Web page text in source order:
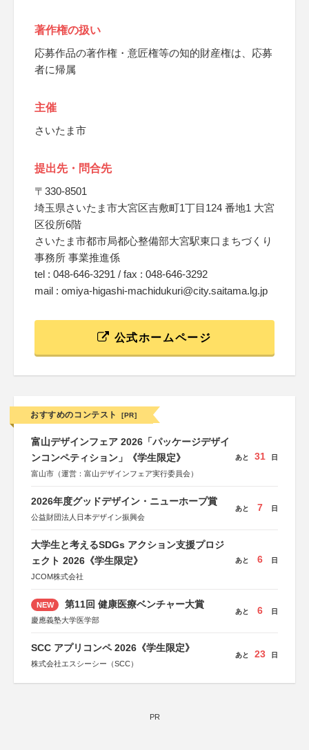
著作権の扱い
応募作品の著作権・意匠権等の知的財産権は、応募
者に帰属
主催
さいたま市
提出先・問合先
〒330-8501
埼玉県さいたま市大宮区吉敷町1丁目124 番地1 大宮
区役所6階
さいたま市都市局都心整備部大宮駅東口まちづくり
事務所 事業推進係
tel : 048-646-3291 / fax : 048-646-3292
mail : omiya-higashi-machidukuri@city.saitama.lg.jp
公式ホームページ
おすすめのコンテスト [PR]
富山デザインフェア 2026「パッケージデザイ
ンコンペティション」《学生限定》
富山市（運営：富山デザインフェア実行委員会）
あと 31 日
2026年度グッドデザイン・ニューホープ賞
公益財団法人日本デザイン振興会
あと 7 日
大学生と考えるSDGs アクション支援プロジ
ェクト 2026《学生限定》
JCOM株式会社
あと 6 日
NEW 第11回 健康医療ベンチャー大賞
慶應義塾大学医学部
あと 6 日
SCC アプリコンペ 2026《学生限定》
株式会社エスシーシー（SCC）
あと 23 日
PR